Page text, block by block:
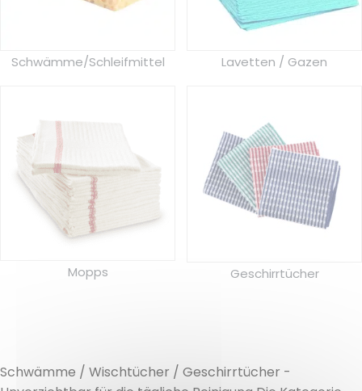
Schwämme/Schleifmittel Lavetten / Gazen
Mopps Geschirrtücher
Schwämme / Wischtücher / Geschirrtücher -